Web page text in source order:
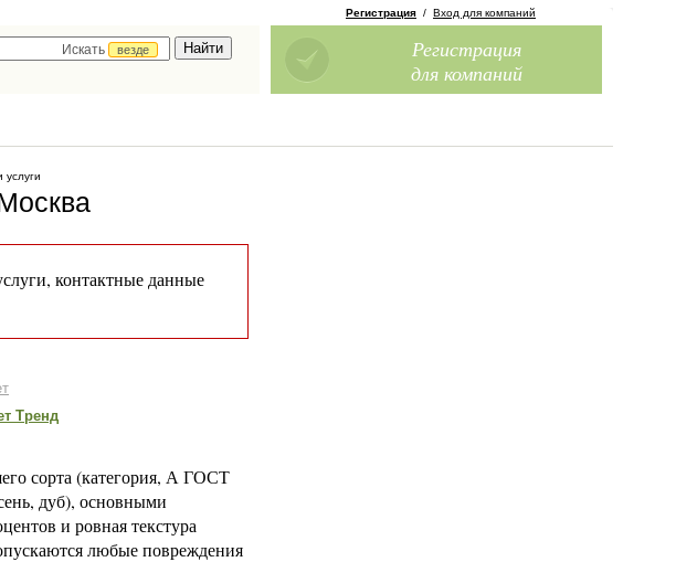
Искать
везде
Регистрация / Вход для компаний
Регистрация
для компаний
услуги
контактные данные
Тренд
сорта (категория, А ГОСТ
дуб), основными
и ровная текстура
любые повреждения